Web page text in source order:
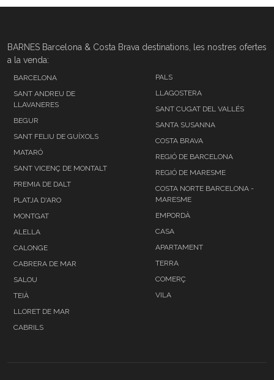
BARNES Barcelona & Costa Brava destinations, les nostres ofertes
a la venda:
BARCELONA
SANT ANDREU DE
LLAVANERES
BEGUR
SANT FELIU DE GUÍXOLS
MATARÓ
SANT VICENÇ DE MONTALT
PREMIA DE DALT
PLATJA D'ARO
MONTGAT
ALELLA
CALONGE
CABRERA DE MAR
SALOU
TEIÀ
LLORET DE MAR
CABRILS
PALS
LLAGOSTERA
SANT CUGAT DEL VALLÉS
SANTA SUSANNA
COSTA BRAVA
REGIÓ DE BARCELONA
REGIÓ DE MARESME
COSTA NORTE BARCELONA -
MARESME
EMPORDÀ
CASA
APARTAMENT
TERRA
COMERÇ
VILA